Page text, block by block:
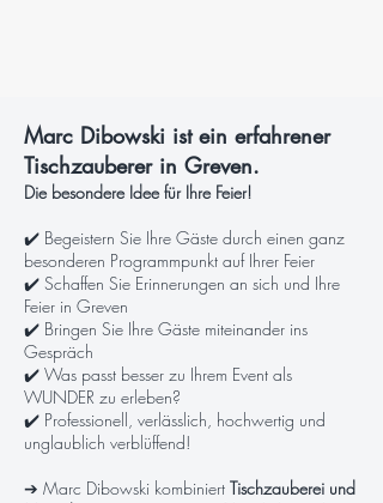
Marc Dibowski ist ein erfahrener
Tischzauberer in Greven.
Die besondere Idee für Ihre Feier!
✔️ Begeistern Sie Ihre Gäste durch einen ganz
besonderen Programmpunkt auf Ihrer Feier
✔️ Schaffen Sie Erinnerungen an sich und Ihre
Feier in Greven
✔️ Bringen Sie Ihre Gäste miteinander ins
Gespräch
✔️ Was passt besser zu Ihrem Event als
WUNDER zu erleben?
✔️ Professionell, verlässlich, hochwertig und
unglaublich verblüffend!
➔ Marc Dibowski kombiniert Tischzauberei und